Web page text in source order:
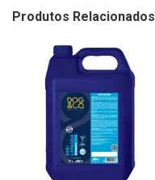
Produtos Relacionados